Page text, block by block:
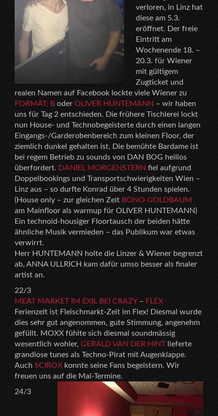
verloren, in Linz hat
diese am 5.3.
eröffnet. Der freie
Eintritt am
Wochenende 18. –
20.3. für Wiener
mit gültigem
Zugticket und
realen Namen auf Facebook lockte viele Wiener zu
FORMAT: BoderOLIVER HUNTEMANN– wir haben
uns für Tag 2 entschieden. Die frühere Tischlerei lockt
nun House- und Technobegeisterte durch einen langen
Eingangs-/Garderobenbereich zum kleinen Floor, der
ziemlich dunkel gehalten ist. Die bemühte Bardame ist
bei regem Betrieb zu sounds von DAN BOG heillos
überfordert.DANIEL MORGENSTERNfiel aufgrund
Doppelbookings und Transportschwierigkeiten Wien –
Linz aus – so durfte Konrad über 4 Stunden spielen.
(House only – zur gleichen ZeitBONO GOLDBAUM
am Mainfloor als warmup für OLIVER HUNTEMANN)
Ein technoid-housiger Floortausch der beiden hätte
ähnliche Musik vermieden – das Publikum war etwas
verwirrt.
Herr HUNTEMANN holte die Linzer & Wiener begrenzt
ab, ANNA ULLRICH kam dafür umso besser als finaler
artist an.
22/3
MEAT MARKET IM EXIL BEI CRAZY–FLEX
Ferienzeit ist Fleischmarkt-Zeit im Flex! Diesmal wurde
dies sehr gut angenommen, gute Stimmung, angenehm
gefüllt. MOXX fühlte sich diesmal soundmässig
wesentlich wohler,GERALD VAN DER HINTlieferte
grandiose tunes als Techno-Pirat mit Augenklappe.
AuchSCIROXkonnte seine Fans begeistern. Wir
freuen uns auf die Mai-Termine.
24/3